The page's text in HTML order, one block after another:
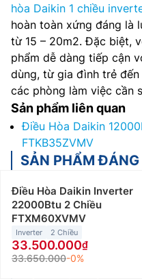
hòa Daikin 1 chiều
hoàn toàn xứng đáng là
từ 15 – 20m2. Đặc biệt,
phẩm dễ dàng tiếp cận
dùng, từ gia đình trẻ
các phòng làm việc cần
Sản phẩm liên quan
Điều Hòa Daikin
FTKB35ZVMV
SẢN PHẨM
Điều Hòa Daikin Inverter
22000Btu 2 Chiều
FTXM60XVMV
Inverter 2 Chiều
33.500.000
33.650.000-0%